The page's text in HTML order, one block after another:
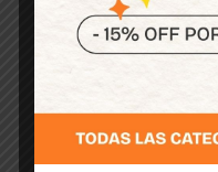
cursos prácticos
sus
lado
disfrutes